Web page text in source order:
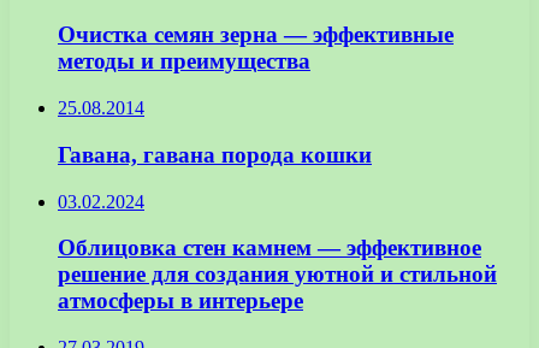
Очистка семян зерна — эффективные
методы и преимущества
25.08.2014
Гавана, гавана порода кошки
03.02.2024
Облицовка стен камнем — эффективное
решение для создания уютной и стильной
атмосферы в интерьере